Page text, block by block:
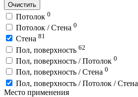
Очистить
Потолок 0
Потолок / Cтена 0
Стена 81
Пол, поверхность 62
Пол, поверхность / Потолок 0
Пол, поверхность / Стена 0
Пол, поверхность / Потолок / Стена
Место применения